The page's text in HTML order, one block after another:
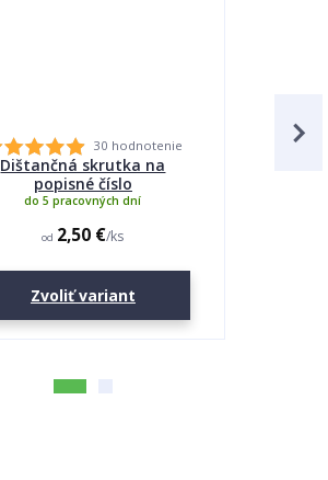
30 hodnotenie
Dištančná skrutka na
popisné číslo
od 2,50 €/ks
do 5 pracovných dní
Zvoliť variant